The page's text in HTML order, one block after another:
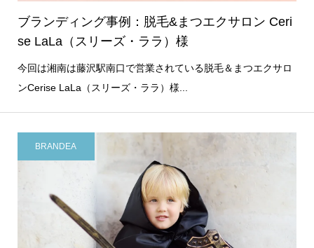
ブランディング事例：脱毛&まつエクサロン Ceri
se LaLa（スリーズ・ララ）様
今回は湘南は藤沢駅南口で営業されている脱毛＆まつエクサロ
ンCerise LaLa（スリーズ・ララ）様...
BRANDEA